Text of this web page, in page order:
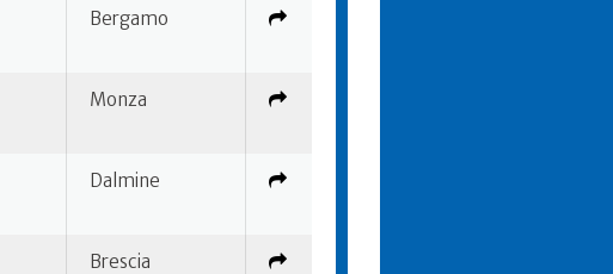
Bergamo
Monza
Dalmine
Brescia